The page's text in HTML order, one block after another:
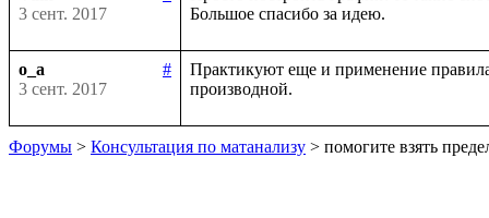
3 сент. 2017
o_a
#
3 сент. 2017
Практикуют еще и применение
Форумы > Консультация по матанализу > помогите взять